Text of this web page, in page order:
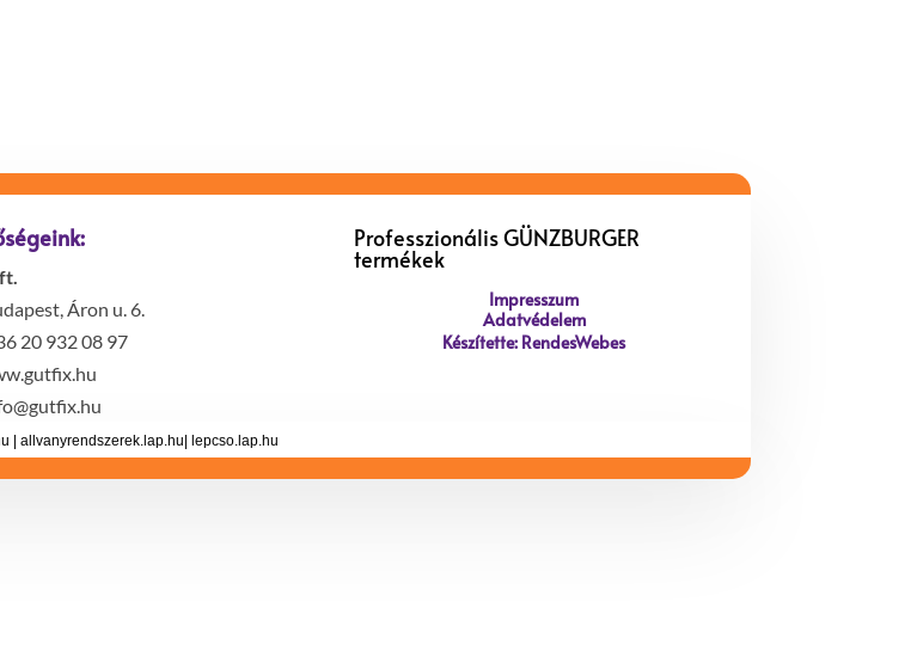
Áron u. 6.
20 932 08 97
Professzionális GÜNZBURGER
termékek
Impresszum
Adatvédelem
Készítette: RendesWebes
| allvanyrendszerek.lap.hu| lepcso.lap.hu